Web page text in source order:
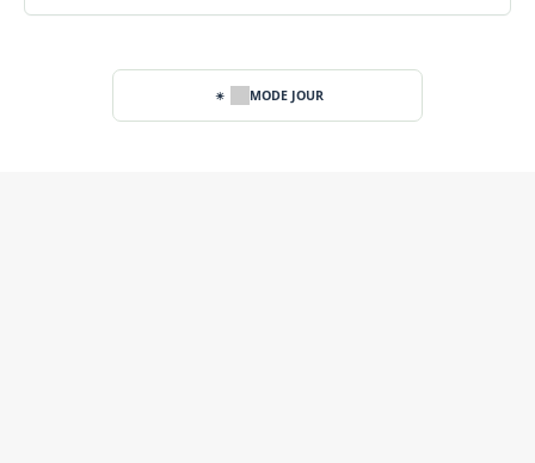
MODE JOUR